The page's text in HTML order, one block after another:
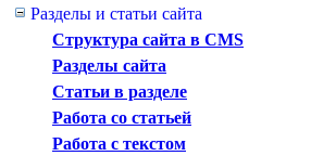
Разделы и статьи сайта
Структура сайта в CMS
Разделы сайта
Статьи в разделе
Работа со статьей
Работа с текстом